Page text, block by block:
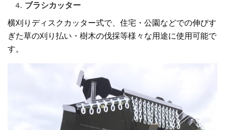
ブラシカッター
横刈りディスクカッター式で、住宅・公園などでの伸びす
ぎた草の刈り払い・樹木の伐採等様々な用途に使用可能で
す。